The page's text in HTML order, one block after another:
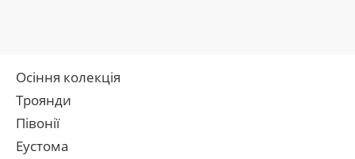
Осіння колекція
Троянди
Півонії
Еустома